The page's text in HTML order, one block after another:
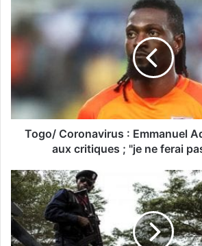
Togo/ Coronavirus : Emmanuel
aux critiques ; "je ne ferai